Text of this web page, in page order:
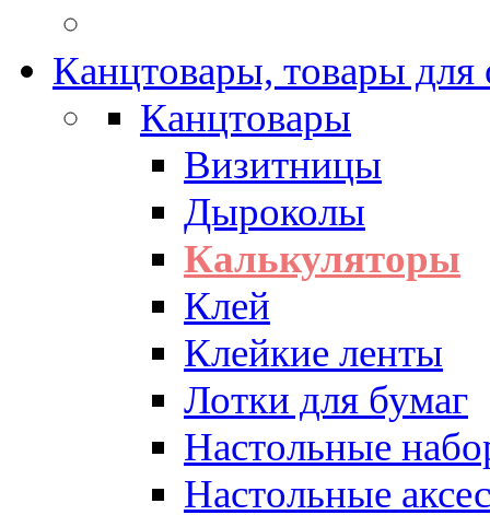
Канцтовары, товары для
Канцтовары
Визитницы
Дыроколы
Калькуляторы
Клей
Клейкие ленты
Лотки для бумаг
Настольные
Настольные